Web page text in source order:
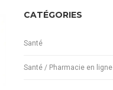
CATÉGORIES
Santé
Santé / Pharmacie en ligne